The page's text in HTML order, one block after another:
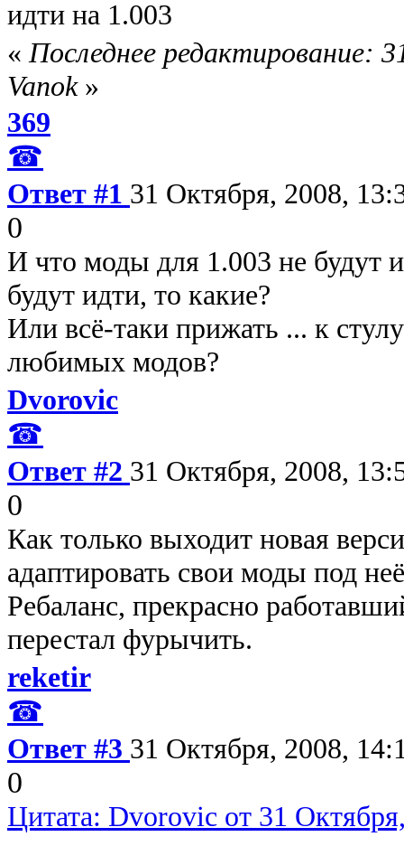
идти на 1.003
« Последнее редактирование:
Vanok»
369
☎
Ответ #1 31 Октября, 2008,
0
И что моды для 1.003 не будут
будут идти, то какие?
Или всё-таки прижать ... к
любимых модов?
Dvorovic
☎
Ответ #2 31 Октября, 2008,
0
Как только выходит новая
адаптировать свои моды под
Ребаланс, прекрасно
перестал фурычить.
reketir
☎
Ответ #3 31 Октября, 2008,
0
Цитата: Dvorovic от 31